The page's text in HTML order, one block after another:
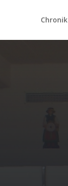
Chronik